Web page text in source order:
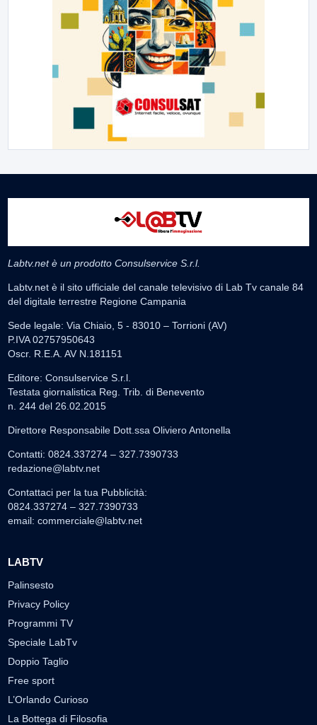
Labtv.net è un prodotto Consulservice S.r.l.
Labtv.net è il sito ufficiale del canale televisivo di Lab Tv canale 84
del digitale terrestre Regione Campania
Sede legale: Via Chiaio, 5 - 83010 – Torrioni (AV)
P.IVA 02757950643
Oscr. R.E.A. AV N.181151
Editore: Consulservice S.r.l.
Testata giornalistica Reg. Trib. di Benevento
n. 244 del 26.02.2015
Direttore Responsabile Dott.ssa Oliviero Antonella
Contatti: 0824.337274 – 327.7390733
redazione@labtv.net
Contattaci per la tua Pubblicità:
0824.337274 – 327.7390733
email: commerciale@labtv.net
LABTV
Palinsesto
Privacy Policy
Programmi TV
Speciale LabTv
Doppio Taglio
Free sport
L’Orlando Curioso
La Bottega di Filosofia